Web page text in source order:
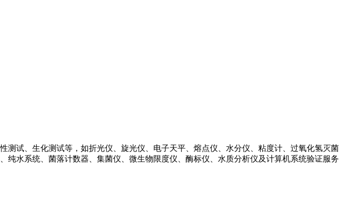
试、生化测试等，如折光仪、旋光仪、电子天平、熔点仪、水分仪、粘度计、过氧化氢灭菌
水系统、菌落计数器、集菌仪、微生物限度仪、酶标仪、水质分析仪及计算机系统验证服务